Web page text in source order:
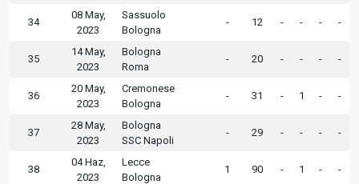
34
08 May,
2023
Sassuolo
Bologna
- 12 - - - -
35
14 May,
2023
Bologna
Roma
- 20 - - - -
36
20 May,
2023
Cremonese
Bologna
- 31 - 1 - -
37
28 May,
2023
Bologna
SSC Napoli
- 29 - - - -
38
04 Haz,
2023
Lecce
Bologna
1 90 - 1 - -